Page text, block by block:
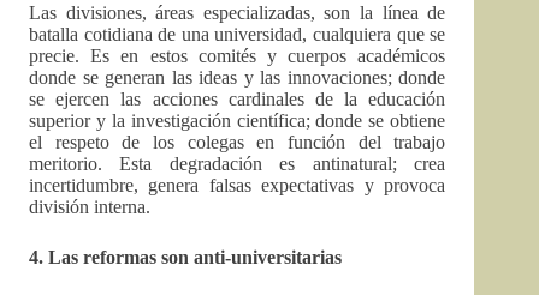
Las divisiones, áreas especializadas, son la línea de
batalla cotidiana de una universidad, cualquiera que se
precie. Es en estos comités y cuerpos académicos
donde se generan las ideas y las innovaciones; donde
se ejercen las acciones cardinales de la educación
superior y la investigación científica; donde se obtiene
el respeto de los colegas en función del trabajo
meritorio. Esta degradación es antinatural; crea
incertidumbre, genera falsas expectativas y provoca
división interna.
4. Las reformas son anti-universitarias